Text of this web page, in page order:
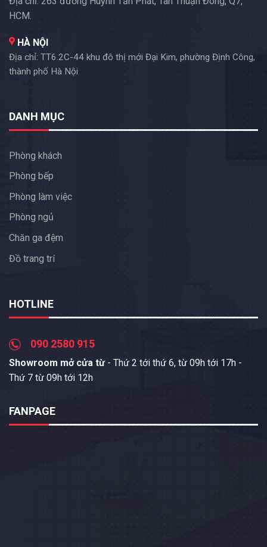
HCM.
HÀ NỘI
Địa chỉ: TT6.2C-44 khu đô thị mới Đại Kim, phường Định Công,
thành phố Hà Nội
DANH MỤC
Phòng khách
Phòng bếp
Phòng làm việc
Phòng ngủ
Chăn ga đệm
Đồ trang trí
HOTLINE
090 2580 915
Showroom mở cửa từ - Thứ 2 tới thứ 6, từ 09h tới 17h -
Thứ 7 từ 09h tới 12h
FANPAGE